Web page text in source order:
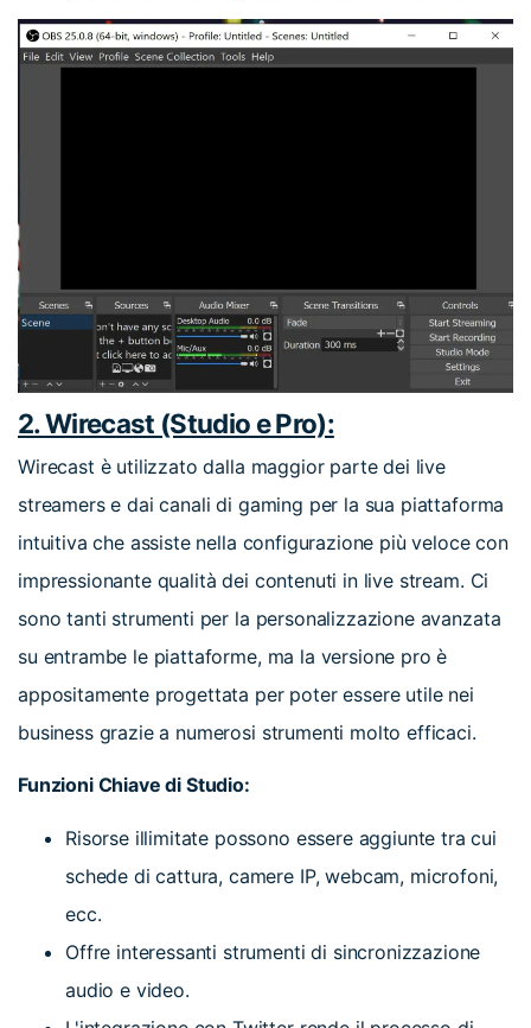
2. Wirecast (Studio e Pro):
Wirecast è utilizzato dalla maggior parte dei live
streamers e dai canali di gaming per la sua piattaforma
intuitiva che assiste nella configurazione più veloce con
impressionante qualità dei contenuti in live stream. Ci
sono tanti strumenti per la personalizzazione avanzata
su entrambe le piattaforme, ma la versione pro è
appositamente progettata per poter essere utile nei
business grazie a numerosi strumenti molto efficaci.
Funzioni Chiave di Studio:
Risorse illimitate possono essere aggiunte tra cui
schede di cattura, camere IP, webcam, microfoni,
ecc.
Offre interessanti strumenti di sincronizzazione
audio e video.